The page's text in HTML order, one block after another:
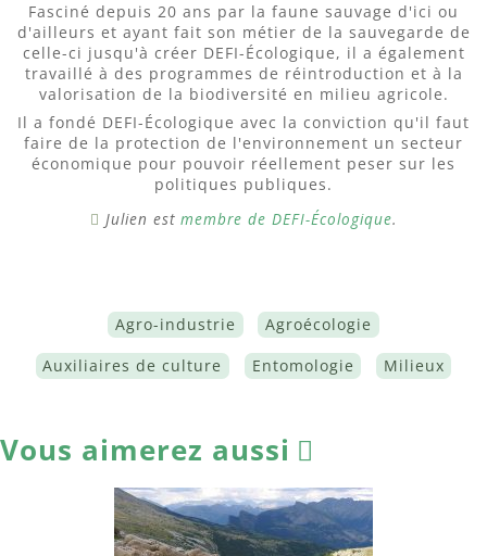
Fasciné depuis 20 ans par la faune sauvage d'ici ou
d'ailleurs et ayant fait son métier de la sauvegarde de
celle-ci jusqu'à créer DEFI-Écologique, il a également
travaillé à des programmes de réintroduction et à la
valorisation de la biodiversité en milieu agricole.
Il a fondé DEFI-Écologique avec la conviction qu'il faut
faire de la protection de l'environnement un secteur
économique pour pouvoir réellement peser sur les
politiques publiques.
Julien est membre de DEFI-Écologique.
Agro-industrie Agroécologie
Auxiliaires de culture Entomologie Milieux
Vous aimerez aussi